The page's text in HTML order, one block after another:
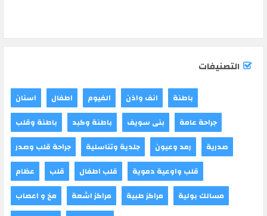
التصنيفات
اسنان اطفال الفيوم انف واذن
باطنة
باطنة وقلب
باطنة وكبد بنى سويف
جراحة عامة
جراحة قلب وصدر
جلدية وتناسلية رمد وعيون
صدرية
عظام
قلب قلب اطفال
قلب واوعية دموية
مخ و اعصاب
مراكز اشعة مراكز طبية
مسالك بولية